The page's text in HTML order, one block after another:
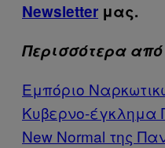
Newsletter μας.
Περισσότερα από
Eμπόριο
Κυβερνο-έγκλημα
New Normal της